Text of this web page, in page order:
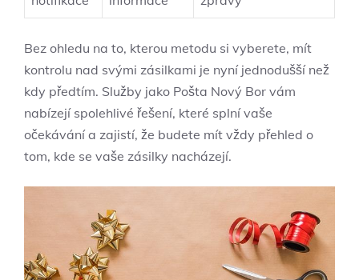
Bez ohledu na to, kterou metodu si​ vyberete, mít
⁢kontrolu ⁣nad svými zásilkami ‌je nyní ⁣jednodušší než
kdy předtím. ‌Služby jako Pošta Nový Bor vám
nabízejí ‌spolehlivé řešení, které splní vaše
očekávání a zajistí,​ že budete mít vždy​ přehled o
tom, kde se vaše zásilky nacházejí.